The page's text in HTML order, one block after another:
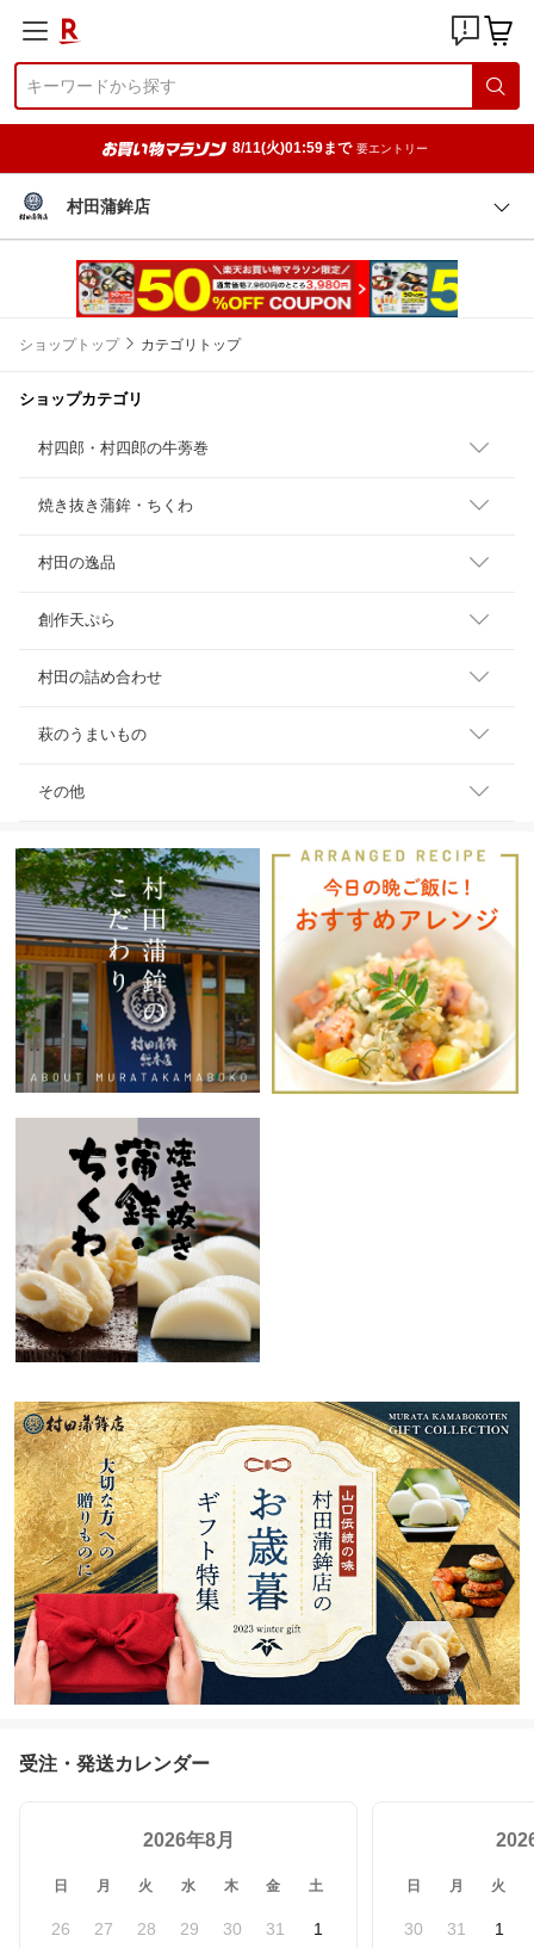
8/11(火)01:59まで 要エントリー
村田蒲鉾店
ショップトップ カテゴリトップ
ショップカテゴリ
村四郎・村四郎の牛蒡巻
焼き抜き蒲鉾・ちくわ
村田の逸品
創作天ぷら
村田の詰め合わせ
萩のうまいもの
その他
受注・発送カレンダー
2026年8月
日 月 火 水 木 金 土
26 27 28 29 30 31 1
日 月 火
30 31 1